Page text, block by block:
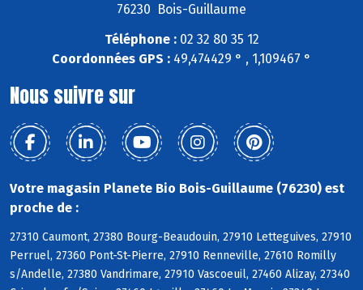
76230 Bois-Guillaume
Téléphone :02 32 80 35 12
Coordonnées GPS : 49,474429 ° , 1,109467 °
Nous suivre sur
Votre magasin Planete Bio Bois-Guillaume (76230) est
proche de :
27310 Caumont, 27380 Bourg-Beaudouin, 27910 Letteguives, 27910
Perruel, 27360 Pont-St-Pierre, 27910 Renneville, 27610 Romilly
s/Andelle, 27380 Vandrimare, 27910 Vascoeuil, 27460 Alizay, 27340